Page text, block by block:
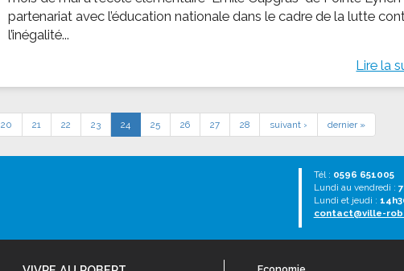
partenariat avec l’éducation nationale dans le cadre de la lutte
l’inégalité...
Lire la
20 21 22 23 24 25 26 27 28 suivant › dernier »
Tél : 0596 651005
Lundi au vendredi :
Lundi et jeudi :
contact@ville-